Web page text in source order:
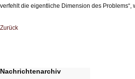
verfehlt die eigentliche Dimension des Problems“,
Zurück
Nachrichtenarchiv